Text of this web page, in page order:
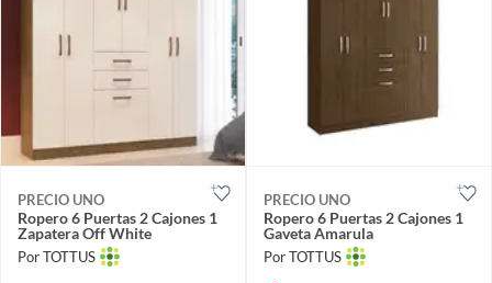
PRECIO UNO
Ropero 6 Puertas 2 Cajones 1
Zapatera Off White
Por TOTTUS
PRECIO UNO
Ropero 6 Puertas 2 Cajones 1
Gaveta Amarula
Por TOTTUS